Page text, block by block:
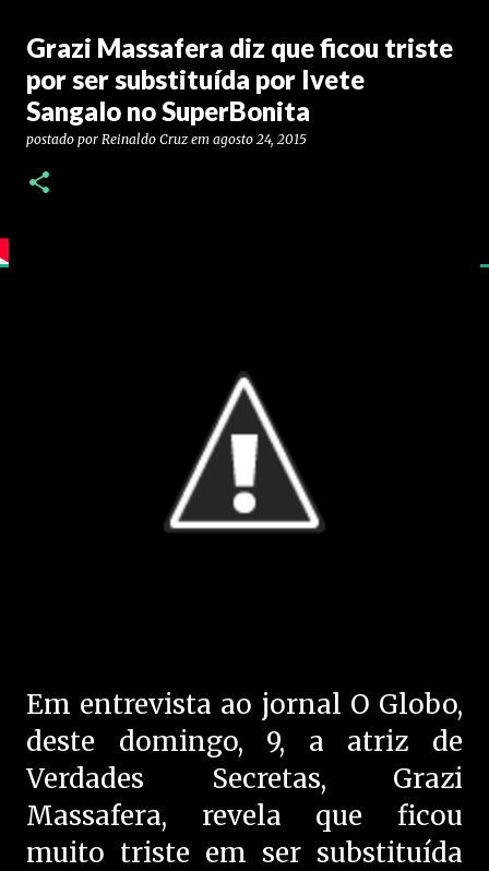
Grazi Massafera diz que ficou triste
por ser substituída por Ivete
Sangalo no SuperBonita
postado por Reinaldo Cruz em agosto 24, 2015
Em entrevista ao jornal O Globo,
deste domingo, 9, a atriz de
Verdades Secretas, Grazi
Massafera, revela que ficou
muito triste em ser substituída